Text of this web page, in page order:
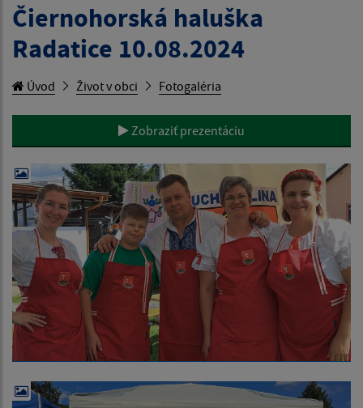
Čiernohorská haluška
Radatice 10.08.2024
Úvod Život v obci Fotogaléria
Zobraziť prezentáciu